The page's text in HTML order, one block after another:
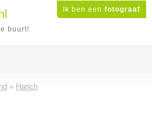
Ik ben een fotograaf
buurt!
» Harich